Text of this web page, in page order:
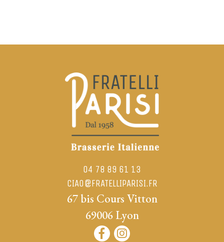
04 78 89 61 13
CIAO@FRATELLIPARISI.FR
67 bis Cours Vitton
69006 Lyon